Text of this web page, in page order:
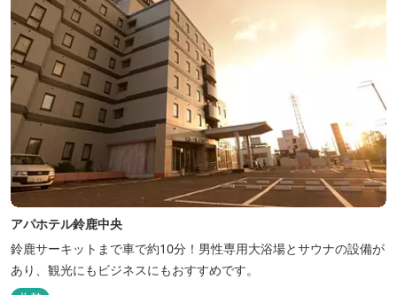
アパホテル鈴鹿中央
鈴鹿サーキットまで車で約10分！男性専用大浴場とサウナの設備が
あり、観光にもビジネスにもおすすめです。